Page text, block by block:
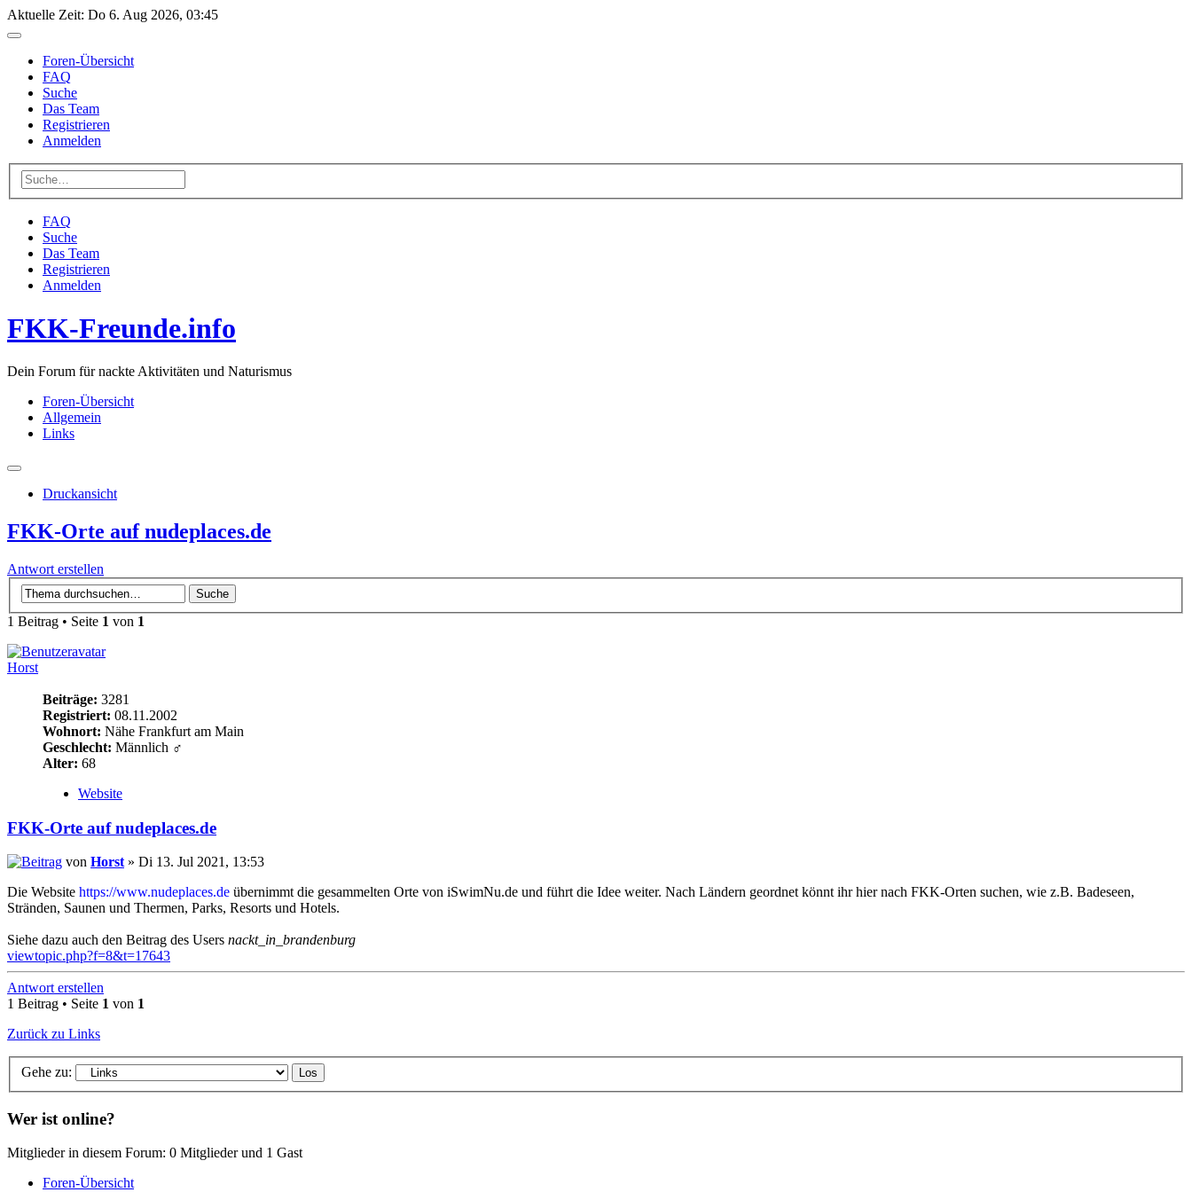
Aktuelle Zeit: Do 6. Aug 2026, 03:45
Foren-Übersicht
FAQ
Suche
Das Team
Registrieren
Anmelden
FAQ
Suche
Das Team
Registrieren
Anmelden
FKK-Freunde.info
Dein Forum für nackte Aktivitäten und Naturismus
Foren-Übersicht
Allgemein
Links
Druckansicht
FKK-Orte auf nudeplaces.de
Antwort erstellen
1 Beitrag • Seite 1 von 1
Horst
Beiträge: 3281
Registriert: 08.11.2002
Wohnort: Nähe Frankfurt am Main
Geschlecht: Männlich ♂
Alter: 68
Website
FKK-Orte auf nudeplaces.de
von Horst » Di 13. Jul 2021, 13:53
Die Website https://www.nudeplaces.de übernimmt die gesammelten Orte von iSwimNu.de und führt die Idee weiter. Nach Ländern geordnet könnt ihr hier nach FKK-Orten suchen, wie z.B. Badeseen,
Stränden, Saunen und Thermen, Parks, Resorts und Hotels.
Siehe dazu auch den Beitrag des Users nackt_in_brandenburg
viewtopic.php?f=8&t=17643
Antwort erstellen
1 Beitrag • Seite 1 von 1
Zurück zu Links
Gehe zu:
Wer ist online?
Mitglieder in diesem Forum: 0 Mitglieder und 1 Gast
Foren-Übersicht